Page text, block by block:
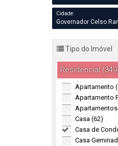
Cidade:
Governador Celso
Tipo do Imóvel
Residencial
Apartamento
Apartamento
Casa (62)
Casa de
Casa